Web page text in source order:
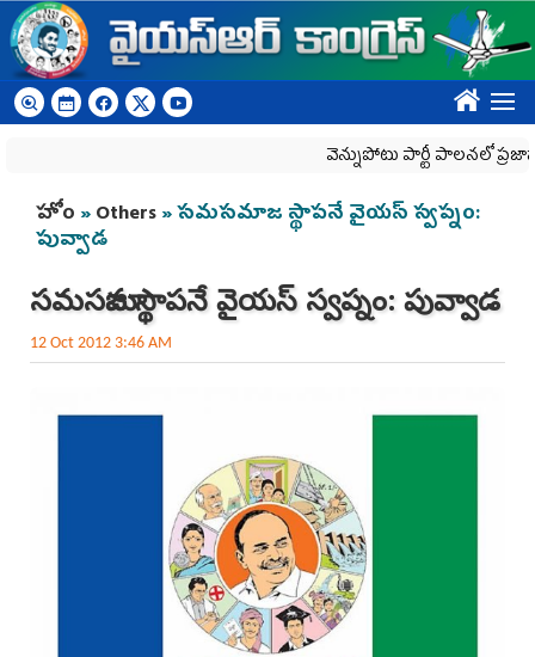
Skip to main content
????
వెన్నుపోటు పార్టీ పాలనలో
You are here
హోం »Others» సమసమాజ స్థాపనే వైయస్ స్వప్నం:
పువ్వాడ
సమసమాజ స్థాపనే వైయస్ స్వప్నం: పువ్వాడ
12 Oct 2012 3:46 AM